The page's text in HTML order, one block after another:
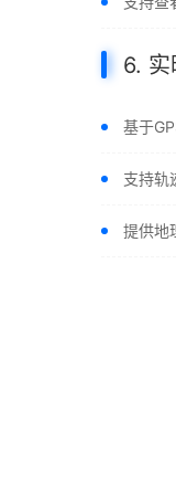
6.
基于
支持轨
提供地